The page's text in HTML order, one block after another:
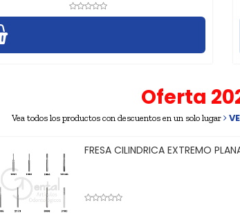
Oferta
Vea todos los productos con descuentos en un solo lugar
FRESA CONICA INVERTIDA